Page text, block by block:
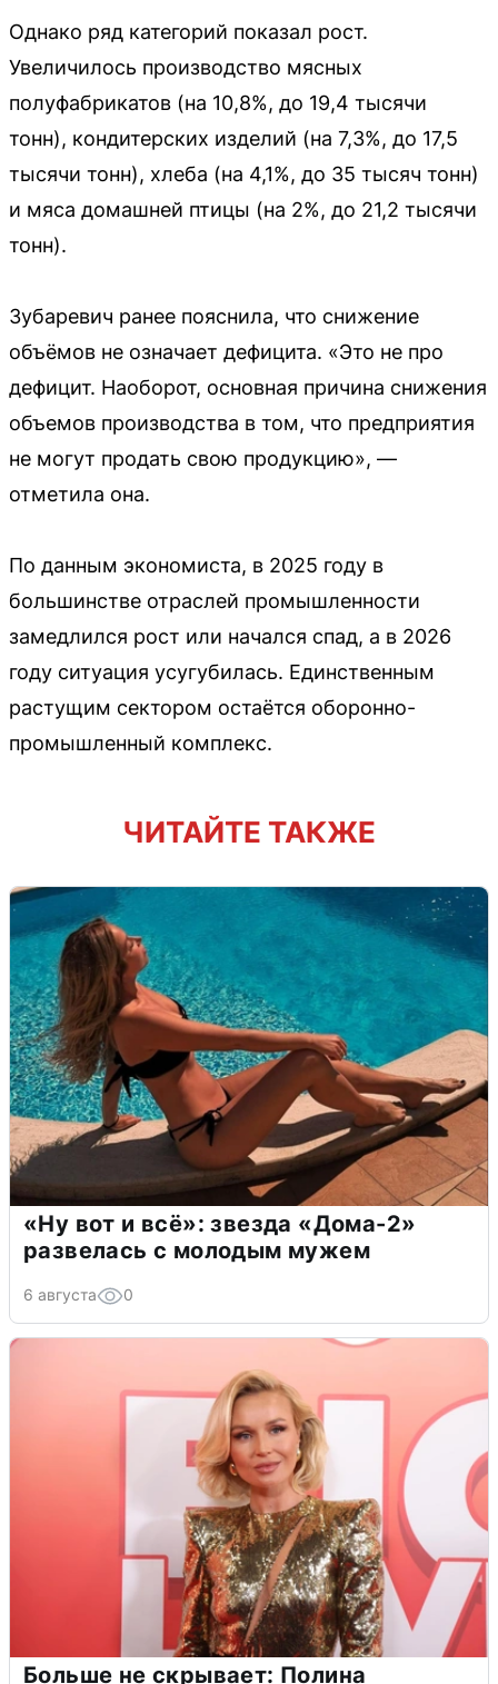
Однако ряд категорий показал рост.
Увеличилось производство мясных
полуфабрикатов (на 10,8%, до 19,4 тысячи
тонн), кондитерских изделий (на 7,3%, до 17,5
тысячи тонн), хлеба (на 4,1%, до 35 тысяч тонн)
и мяса домашней птицы (на 2%, до 21,2 тысячи
тонн).
Зубаревич ранее пояснила, что снижение
объёмов не означает дефицита. «Это не про
дефицит. Наоборот, основная причина снижения
объемов производства в том, что предприятия
не могут продать свою продукцию», —
отметила она.
По данным экономиста, в 2025 году в
большинстве отраслей промышленности
замедлился рост или начался спад, а в 2026
году ситуация усугубилась. Единственным
растущим сектором остаётся оборонно-
промышленный комплекс.
ЧИТАЙТЕ ТАКЖЕ
«Ну вот и всё»: звезда «Дома-2»
развелась с молодым мужем
6 августа 0
Больше не скрывает: Полина